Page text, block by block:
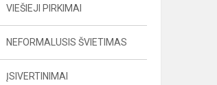
VIEŠIEJI PIRKIMAI
NEFORMALUSIS ŠVIETIMAS
ĮSIVERTINIMAI